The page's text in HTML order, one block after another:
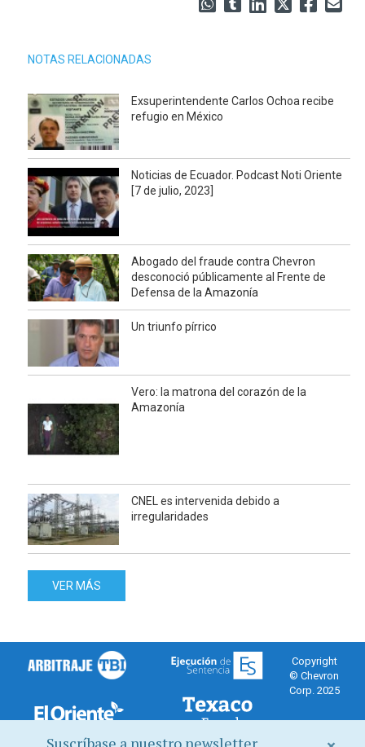
NOTAS RELACIONADAS
Exsuperintendente Carlos Ochoa recibe
refugio en México
Noticias de Ecuador. Podcast Noti Oriente
[7 de julio, 2023]
Abogado del fraude contra Chevron
desconoció públicamente al Frente de
Defensa de la Amazonía
Un triunfo pírrico
Vero: la matrona del corazón de la
Amazonía
CNEL es intervenida debido a
irregularidades
VER MÁS
Suscríbase a nuestro newsletter
Copyright
© Chevron
Corp. 2025